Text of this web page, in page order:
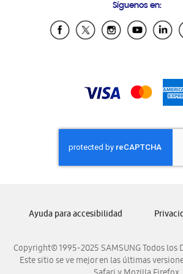
Samsung Ecuador
Samsung El Salvador
Samsung Nicaragua
Samsung Panamá
Samsung República
Samsung Venezuela
Síguenos en:
Copyright© 1995-2025 SAMSUNG Todos los
Este sitio se ve mejor en las últimas
Ayuda para accesibilidad